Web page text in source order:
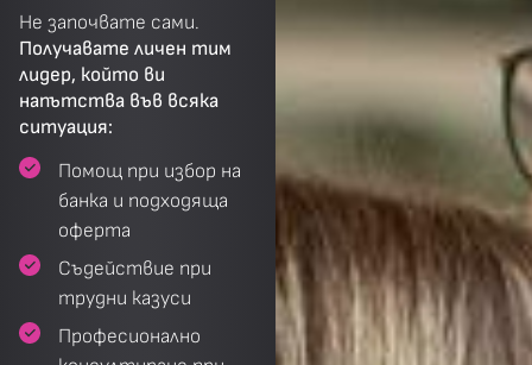
Не започвате сами.
Получавате личен тим
лидер, който ви
напътства във всяка
ситуация:
Помощ при избор на
банка и подходяща
оферта
Съдействие при
трудни казуси
Професионално